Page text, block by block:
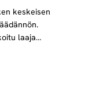
keskeisen
laaja